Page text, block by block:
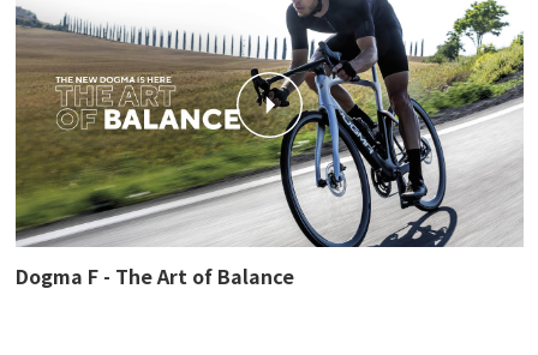
Dogma F - The Art of Balance